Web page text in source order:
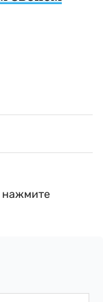
нажмите